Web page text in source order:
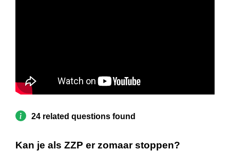
24 related questions found
Kan je als ZZP er zomaar stoppen?